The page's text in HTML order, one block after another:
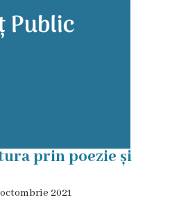
prin poezie și
octombrie 2021